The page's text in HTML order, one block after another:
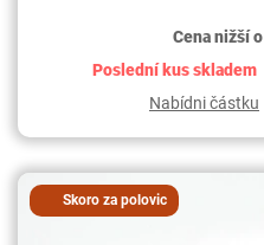
Cena nižší o
Poslední kus skladem
Nabídni částku
Skoro za polovic